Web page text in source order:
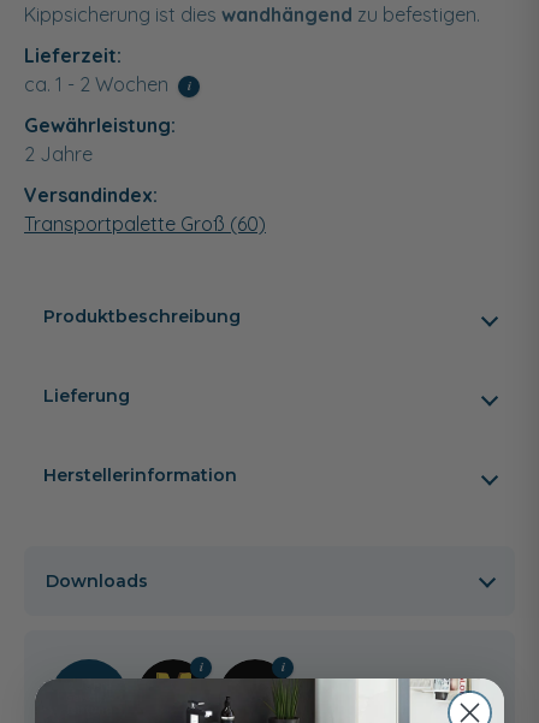
Kippsicherung ist dies wandhängend zu befestigen.
Lieferzeit:
ca. 1 - 2 Wochen
i
Gewährleistung:
2 Jahre
Versandindex:
Transportpalette Groß (60)
Produktbeschreibung
Lieferung
Herstellerinformation
Downloads